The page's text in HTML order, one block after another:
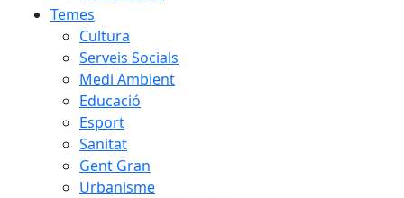
Temes
Cultura
Serveis Socials
Medi Ambient
Educació
Esport
Sanitat
Gent Gran
Urbanisme